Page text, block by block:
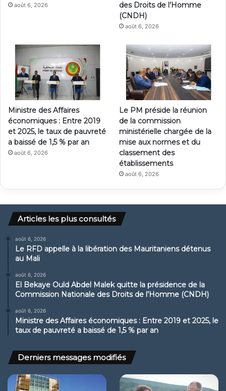
août 6, 2026
des Droits de l’Homme
(CNDH)
août 6, 2026
Ministre des Affaires
économiques : Entre 2019
et 2025, le taux de pauvreté
a baissé de 1,5 % par an
août 6, 2026
Le PM préside la réunion
de la commission
ministérielle chargée de la
mise aux normes et du
classement des
établissements
août 6, 2026
Articles les plus consultés
août 6, 2026
Le RFD appelle à la libération des Mauritaniens détenus
au Mali
août 6, 2026
El Bekaye Ould Abdel Malek quitte la présidence de la
Commission Nationale des Droits de l’Homme (CNDH)
août 6, 2026
Ministre des Affaires économiques : Entre 2019 et 2025, le
taux de pauvreté a baissé de 1,5 % par an
Derniers messages modifiés